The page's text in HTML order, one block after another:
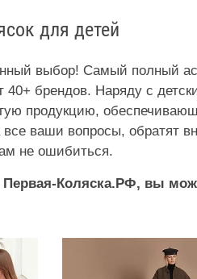
для детей
выбор! Самый полный
брендов. Наряду с
продукцию,
все ваши вопросы, обратят
не ошибиться.
Первая-Коляска.РФ, вы